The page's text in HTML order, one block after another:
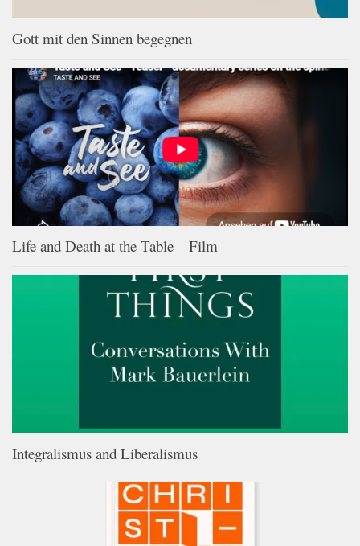
Gott mit den Sinnen begegnen
Life and Death at the Table – Film
Integralismus and Liberalismus